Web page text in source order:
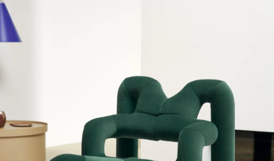
die unsere Körper zu Bewegung ermuntern.
Welche Beziehung hast du zu Bewegung? Tanzt
du, wanderst du, läufst du, machst du Hot Yoga
Wenn wir über Textilien sprechen, dreht sich in gewisser
Weise alles um Bewegung. Strick bewegt sich und lebt sein
eigenes Leben.
Ich bin kein großer Bewegungsmensch um ehrlich zu sein.